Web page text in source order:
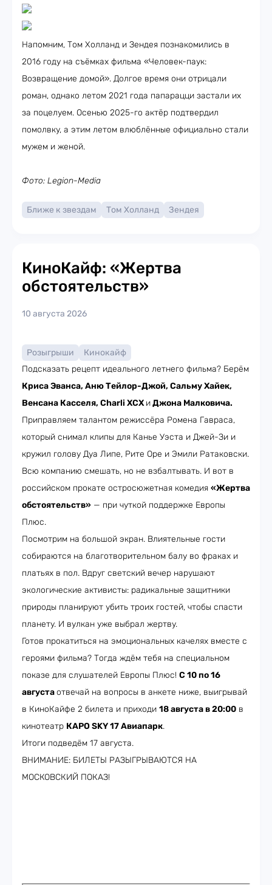
Напомним, Том Холланд и Зендея познакомились в
2016 году на съёмках фильма «Человек-паук:
Возвращение домой». Долгое время они отрицали
роман, однако летом 2021 года папарацци застали их
за поцелуем. Осенью 2025-го актёр подтвердил
помолвку, а этим летом влюблённые официально стали
мужем и женой.
Фото: Legion-Media
Ближе к звездам Том Холланд Зендея
КиноКайф: «Жертва
обстоятельств»
10 августа 2026
Розыгрыши
Кинокайф
Подсказать рецепт идеального летнего фильма? Берём
Криса Эванса, Аню Тейлор-Джой, Сальму Хайек,
Венсана Касселя, Charli XCXиДжона Малковича.
Приправляем талантом режиссёра Ромена Гавраса,
который снимал клипы для Канье Уэста и Джей-Зи и
кружил голову Дуа Липе, Рите Оре и Эмили Ратаковски.
Всю компанию смешать, но не взбалтывать. И вот в
российском прокате остросюжетная комедия «Жертва
обстоятельств» — при чуткой поддержке Европы
Плюс.
Посмотрим на большой экран. Влиятельные гости
собираются на благотворительном балу во фраках и
платьях в пол. Вдруг светский вечер нарушают
экологические активисты: радикальные защитники
природы планируют убить троих гостей, чтобы спасти
планету. И вулкан уже выбрал жертву.
Готов прокатиться на эмоциональных качелях вместе с
героями фильма? Тогда ждём тебя на специальном
показе для слушателей Европы Плюс! С 10 по 16
августаотвечай на вопросы в анкете ниже, выигрывай
в КиноКайфе 2 билета и приходи 18 августа в 20:00 в
кинотеатр КАРО SKY 17 Авиапарк.
Итоги подведём 17 августа.
ВНИМАНИЕ: БИЛЕТЫ РАЗЫГРЫВАЮТСЯ НА
МОСКОВСКИЙ ПОКАЗ!